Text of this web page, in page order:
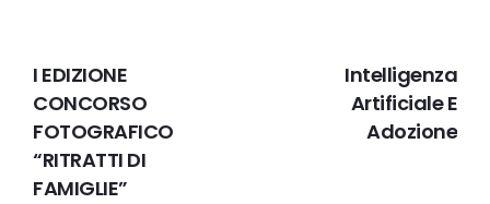
I EDIZIONE
CONCORSO
FOTOGRAFICO
“RITRATTI DI
FAMIGLIE”
Intelligenza
Artificiale E
Adozione